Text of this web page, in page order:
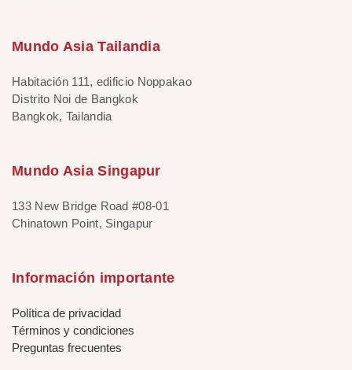
Mundo Asia Tailandia
Habitación 111, edificio Noppakao
Distrito Noi de Bangkok
Bangkok, Tailandia
Mundo Asia Singapur
133 New Bridge Road #08-01
Chinatown Point, Singapur
Información importante
Política de privacidad
Términos y condiciones
Preguntas frecuentes